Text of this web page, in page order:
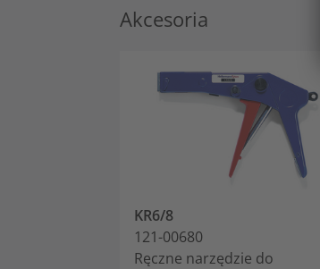
Akcesoria
KR6/8
121-00680
Ręczne narzędzie do